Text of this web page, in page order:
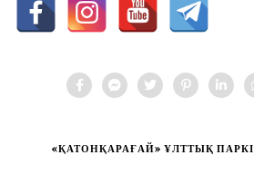
«ҚАТОНҚАРАҒАЙ» ҰЛТТЫҚ ПАРКІ